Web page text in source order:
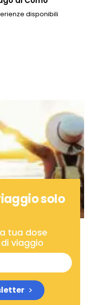
disponibili
solo
tua dose
viaggio